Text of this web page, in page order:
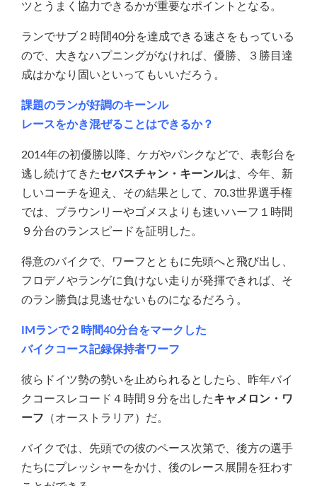
ツとうまく協力できるかが重要なポイントとなる。
ランでサブ２時間40分を達成できる速さをもっている
ので、大きなハプニングがなければ、優勝、３勝目達
成はかなり固いといってもいいだろう。
課題のランが好調のキーンル
レースをかき混ぜることはできるか？
2014年の初優勝以降、ケガやパンクなどで、表彰台を
逃し続けてきたセバスチャン・キーンルは、今年、新
しいコーチを迎え、その結果として、70.3世界選手権
では、ブラウンリーやゴメスよりも速いハーフ１時間
９分台のランスピードを証明した。
得意のバイクで、ワーフとともに先頭へと飛び出し、
フロデノやランゲに負けない走りが発揮できれば、そ
のラン勝負は見逃せないものになるだろう。
IMランで２時間40分台をマークした
バイクコース記録保持者ワーフ
彼らドイツ勢の勢いを止められるとしたら、昨年バイ
クコースレコード４時間９分を出したキャメロン・ワ
ーフ （オーストラリア）だ。
バイクでは、先頭での彼のペース次第で、後方の選手
たちにプレッシャーをかけ、後のレース展開を狂わす